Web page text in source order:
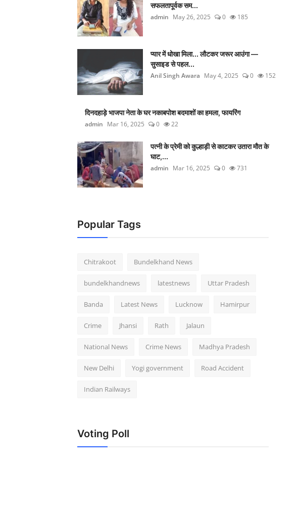
सफलतापूर्वक सम...
admin May 26, 2025 0 185
प्यार में धोखा मिला... लौटकर जरूर आउंगा —
सुसाइड से पहल...
Anil Singh Awara May 4, 2025 0 152
दिनदहाड़े भाजपा नेता के घर नकाबपोश बदमाशों का हमला, फायरिंग
admin Mar 16, 2025 0 22
पत्नी के प्रेमी को कुल्हाड़ी से काटकर उतारा मौत के
घाट,...
admin Mar 16, 2025 0 731
Popular Tags
Chitrakoot Bundelkhand News
bundelkhandnews latestnews Uttar Pradesh
Banda Latest News Lucknow Hamirpur
Crime Jhansi Rath Jalaun
National News Crime News Madhya Pradesh
New Delhi Yogi government Road Accident
Indian Railways
Voting Poll